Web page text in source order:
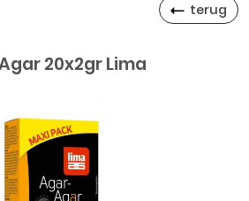
terug
20x2gr Lima